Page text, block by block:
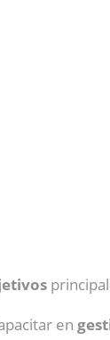
en